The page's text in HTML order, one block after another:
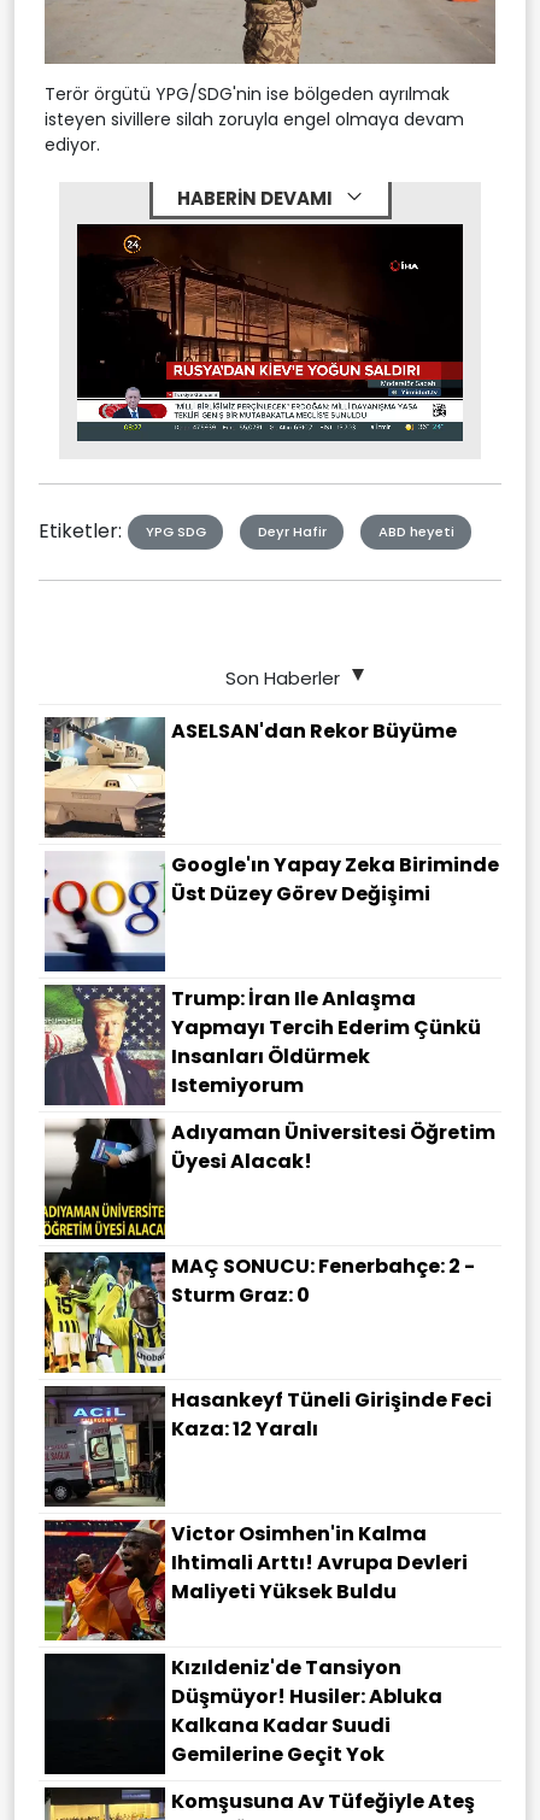
Terör örgütü YPG/SDG'nin ise bölgeden ayrılmak
isteyen sivillere silah zoruyla engel olmaya devam
ediyor.
HABERİN DEVAMI
Unmute Stream
Etiketler: YPG SDG Deyr Hafir ABD heyeti
Son Haberler
ASELSAN'dan Rekor Büyüme
Google'ın Yapay Zeka Biriminde
Üst Düzey Görev Değişimi
Trump: İran Ile Anlaşma
Yapmayı Tercih Ederim Çünkü
Insanları Öldürmek
Istemiyorum
Adıyaman Üniversitesi Öğretim
Üyesi Alacak!
MAÇ SONUCU: Fenerbahçe: 2 -
Sturm Graz: 0
Hasankeyf Tüneli Girişinde Feci
Kaza: 12 Yaralı
Victor Osimhen'in Kalma
Ihtimali Arttı! Avrupa Devleri
Maliyeti Yüksek Buldu
Kızıldeniz'de Tansiyon
Düşmüyor! Husiler: Abluka
Kalkana Kadar Suudi
Gemilerine Geçit Yok
Komşusuna Av Tüfeğiyle Ateş